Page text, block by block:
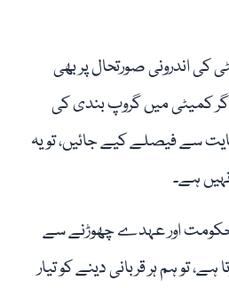
کی اندرونی صورتحال پر بھی
اگر کمیٹی میں گروپ بندی کی
سے فیصلے کیے جائیں، تو یہ
ہے۔
حکومت اور عہدے چھوڑنے سے
ہے، تو ہم ہر قربانی دینے کو تیار